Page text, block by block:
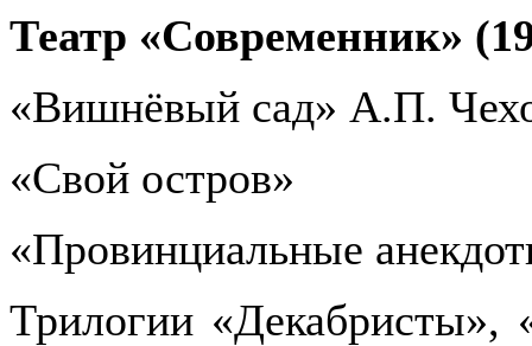
Театр «Современник»
«Вишнёвый сад» А.П.
«Свой остров»
«Провинциальные
Трилогии «Декабристы»,